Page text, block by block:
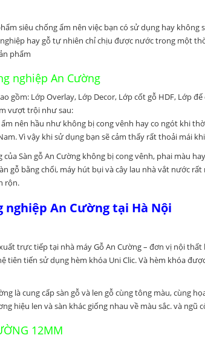
siêu chống ẩm nên việc bạn có sử dụng hay
hay gỗ tự nhiên chỉ chịu được nước trong một
phẩm
nghiệp An Cường
gồm: Lớp Overlay, Lớp Decor, Lớp cốt gỗ HDF, Lớp
vượt trội như sau:
nên hầu như không bị cong vênh hay co ngót khi
Vì vậy khi sử dụng bạn sẽ cảm thấy rất thoải mái
Sàn gỗ An Cường không bị cong vênh, phai màu
gỗ bằng chổi, máy hút bụi và cây lau nhà vắt nước
rộn.
nghiệp An Cường tại Hà Nội
trực tiếp tại nhà máy Gỗ An Cường – đơn vị nội
tiên tiến sử dụng hèm khóa Uni Clic. Và hèm khóa
là cung cấp sàn gỗ và len gỗ cùng tông màu, cùng
hiệu len và sàn khác giống nhau về màu sắc. và ngũ
12MM